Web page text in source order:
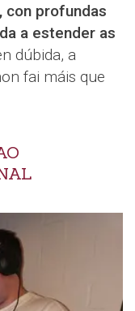
con profundas
a estender as
dúbida, a
fai máis que